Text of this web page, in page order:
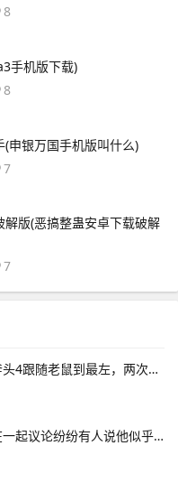
8
手机版下载)
8
(申银万国手机版叫什么)
7
版(恶搞整蛊安卓下载破解
7
蓝色浆果，然后对它使用斧头4跟随老鼠到最左，两次对话，问老鼠有没有梳子。2、猫咪的救命稻草一定要在奶酪有效洞口附近绑椅子并守尸，这样猫咪可以在守尸的时候破坏其他老鼠的速推计划，避免第一只老鼠刚放飞其他
巨大的藤蔓都惊呆了，聚在一起议论纷纷有人说他似乎看到村长的房子在高耸入云的藤蔓上，房子似乎还在上升，有人号召说应该爬上去救村长，玩家需要爬到藤曼顶部。9、根据上述描述，为了不影响正常使用，建议携带手机到当地vivo客户服务中心全面检测下客户服务中心地址及详细信息可